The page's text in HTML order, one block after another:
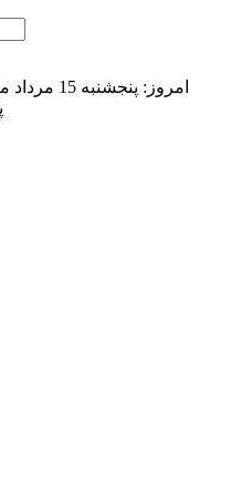
امروز: پنجشنبه 15 مرداد ماه 1405